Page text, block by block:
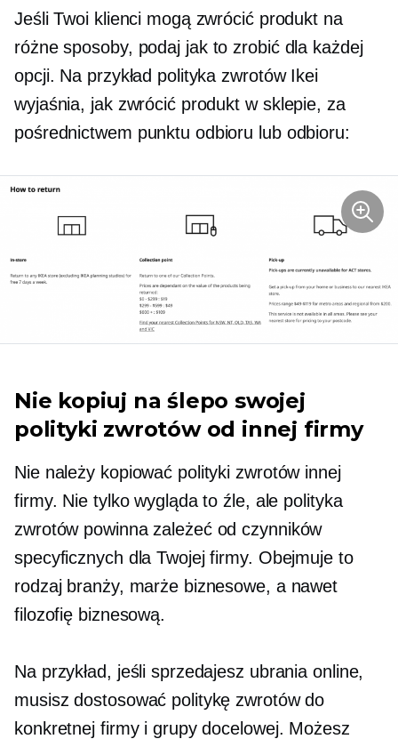
Jeśli Twoi klienci mogą zwrócić produkt na
różne sposoby, podaj jak to zrobićdla każdej
opcji. Na przykład polityka zwrotów Ikei
wyjaśnia, jak zwrócić produkt w sklepie, za
pośrednictwem punktu odbioru lub odbioru:
Nie kopiuj na ślepo swojej
polityki zwrotów od innej firmy
Nie należy kopiować polityki zwrotów innej
firmy. Nie tylko wygląda to źle, ale polityka
zwrotów powinna zależeć od czynników
specyficznych dla Twojej firmy. Obejmuje to
rodzaj branży, marże biznesowe, a nawet
filozofię biznesową.
Na przykład, jeśli sprzedajesz ubrania online,
musisz dostosować politykę zwrotów do
konkretnej firmy i grupy docelowej. Możesz